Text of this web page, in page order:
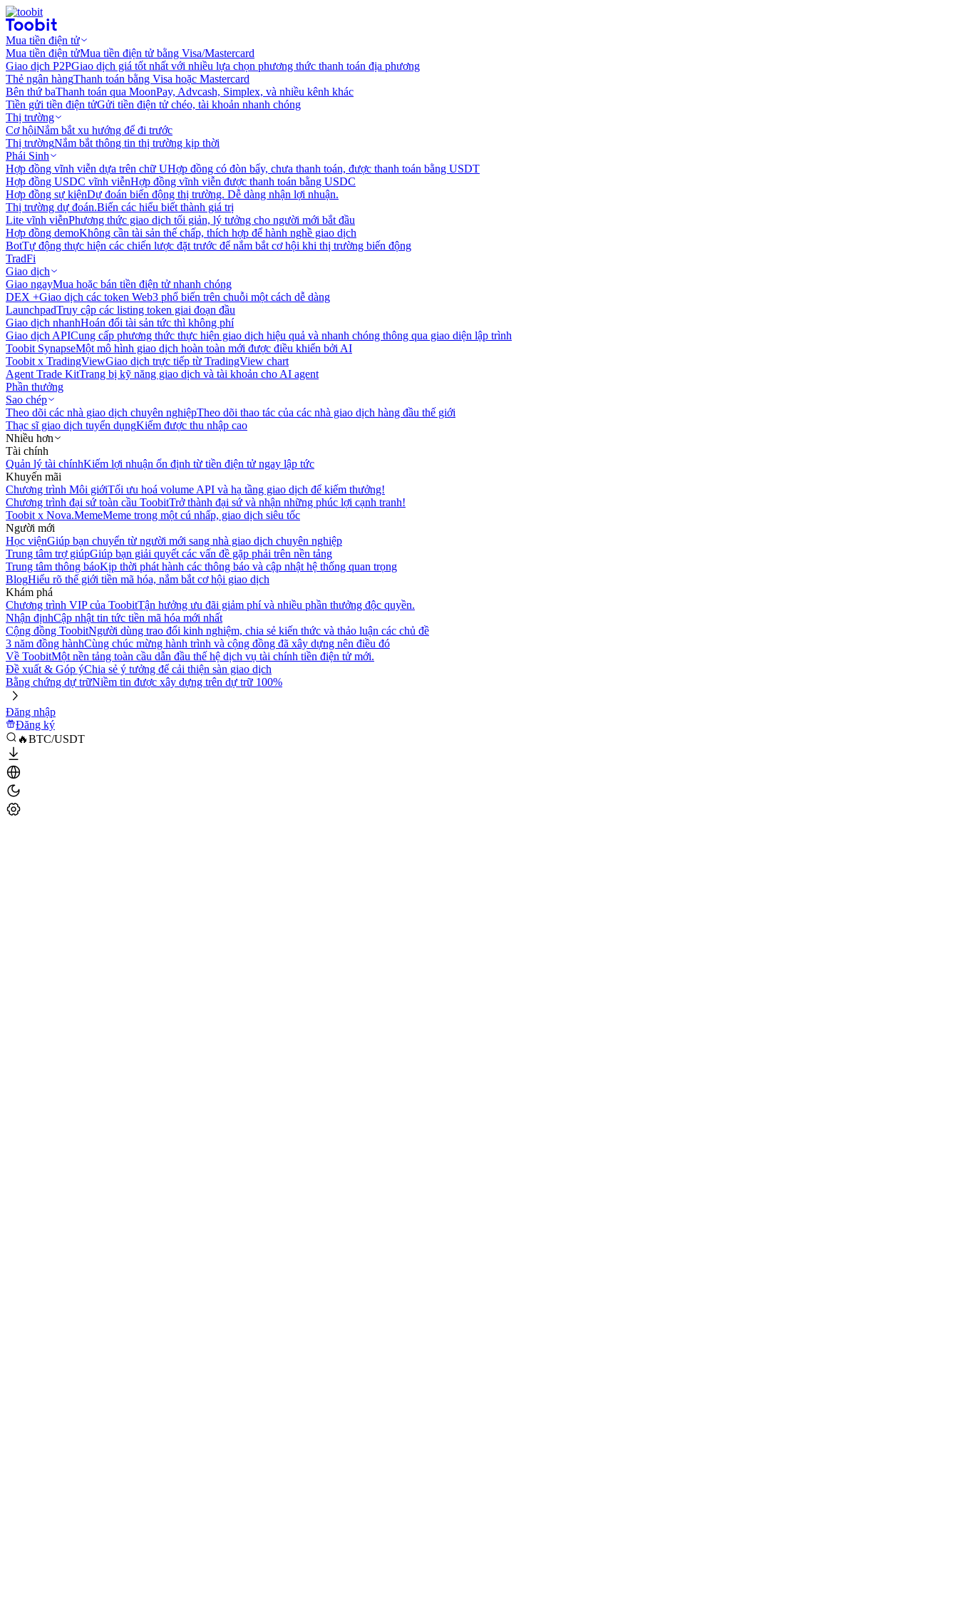
Mua tiền điện tử
Mua tiền điện tửMua tiền điện tử bằng Visa/Mastercard
Giao dịch P2PGiao dịch giá tốt nhất với nhiều lựa chọn phương thức thanh toán địa phương
Thẻ ngân hàngThanh toán bằng Visa hoặc Mastercard
Bên thứ baThanh toán qua MoonPay, Advcash, Simplex, và nhiều kênh khác
Tiền gửi tiền điện tửGửi tiền điện tử chéo, tài khoản nhanh chóng
Thị trường
Cơ hộiNắm bắt xu hướng để đi trước
Thị trườngNắm bắt thông tin thị trường kịp thời
Phái Sinh
Hợp đồng vĩnh viễn dựa trên chữ UHợp đồng có đòn bẩy, chưa thanh toán, được thanh toán bằng USDT
Hợp đồng USDC vĩnh viễnHợp đồng vĩnh viễn được thanh toán bằng USDC
Hợp đồng sự kiệnDự đoán biến động thị trường. Dễ dàng nhận lợi nhuận.
Thị trường dự đoán.Biến các hiểu biết thành giá trị
Lite vĩnh viễnPhương thức giao dịch tối giản, lý tưởng cho người mới bắt đầu
Hợp đồng demoKhông cần tài sản thế chấp, thích hợp để hành nghề giao dịch
BotTự động thực hiện các chiến lược đặt trước để nắm bắt cơ hội khi thị trường biến động
TradFi
Giao dịch
Giao ngayMua hoặc bán tiền điện tử nhanh chóng
DEX +Giao dịch các token Web3 phổ biến trên chuỗi một cách dễ dàng
LaunchpadTruy cập các listing token giai đoạn đầu
Giao dịch nhanhHoán đổi tài sản tức thì không phí
Giao dịch APICung cấp phương thức thực hiện giao dịch hiệu quả và nhanh chóng thông qua giao diện lập trình
Toobit SynapseMột mô hình giao dịch hoàn toàn mới được điều khiển bởi AI
Toobit x TradingViewGiao dịch trực tiếp từ TradingView chart
Agent Trade KitTrang bị kỹ năng giao dịch và tài khoản cho AI agent
Phần thưởng
Sao chép
Theo dõi các nhà giao dịch chuyên nghiệpTheo dõi thao tác của các nhà giao dịch hàng đầu thế giới
Thạc sĩ giao dịch tuyển dụngKiếm được thu nhập cao
Nhiều hơn
Tài chính
Quản lý tài chínhKiếm lợi nhuận ổn định từ tiền điện tử ngay lập tức
Khuyến mãi
Chương trình Môi giớiTối ưu hoá volume API và hạ tầng giao dịch để kiếm thưởng!
Chương trình đại sứ toàn cầu ToobitTrở thành đại sứ và nhận những phúc lợi cạnh tranh!
Toobit x Nova.MemeMeme trong một cú nhấp, giao dịch siêu tốc
Người mới
Học việnGiúp bạn chuyển từ người mới sang nhà giao dịch chuyên nghiệp
Trung tâm trợ giúpGiúp bạn giải quyết các vấn đề gặp phải trên nền tảng
Trung tâm thông báoKịp thời phát hành các thông báo và cập nhật hệ thống quan trọng
BlogHiểu rõ thế giới tiền mã hóa, nắm bắt cơ hội giao dịch
Khám phá
Chương trình VIP của ToobitTận hưởng ưu đãi giảm phí và nhiều phần thưởng độc quyền.
Nhận địnhCập nhật tin tức tiền mã hóa mới nhất
Cộng đồng ToobitNgười dùng trao đổi kinh nghiệm, chia sẻ kiến thức và thảo luận các chủ đề
3 năm đồng hànhCùng chúc mừng hành trình và cộng đồng đã xây dựng nên điều đó
Về ToobitMột nền tảng toàn cầu dẫn đầu thế hệ dịch vụ tài chính tiền điện tử mới.
Đề xuất & Góp ýChia sẻ ý tưởng để cải thiện sàn giao dịch
Bằng chứng dự trữNiềm tin được xây dựng trên dự trữ 100%
Đăng nhập
Đăng ký
🔥BTC/USDT